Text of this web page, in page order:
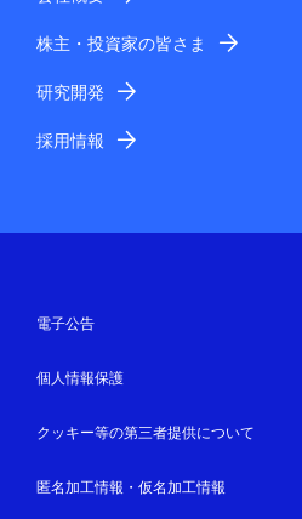
株主・投資家の皆さま
研究開発
採用情報
電子公告
個人情報保護
クッキー等の第三者提供について
匿名加工情報・仮名加工情報